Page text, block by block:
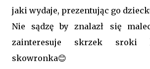
jaki wydaje, prezentując go
Nie sądzę by znalazł się
zainteresuje skrzek sroki
skowronka😊